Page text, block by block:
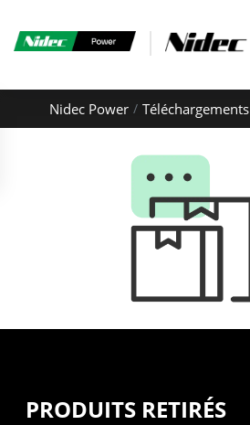
Nidec Power Téléchargements
PRODUITS RETIRÉS